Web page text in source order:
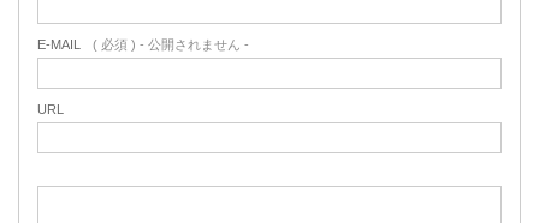
E-MAIL ( 必須 ) - 公開されません -
URL